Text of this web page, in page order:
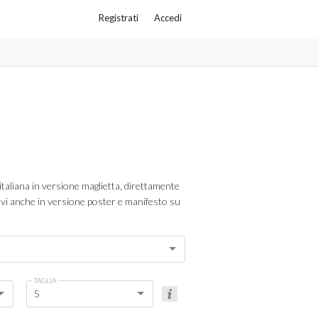
Registrati Accedi
in versione maglietta, direttamente
anche in versione poster e manifesto su
TAGLIA
S